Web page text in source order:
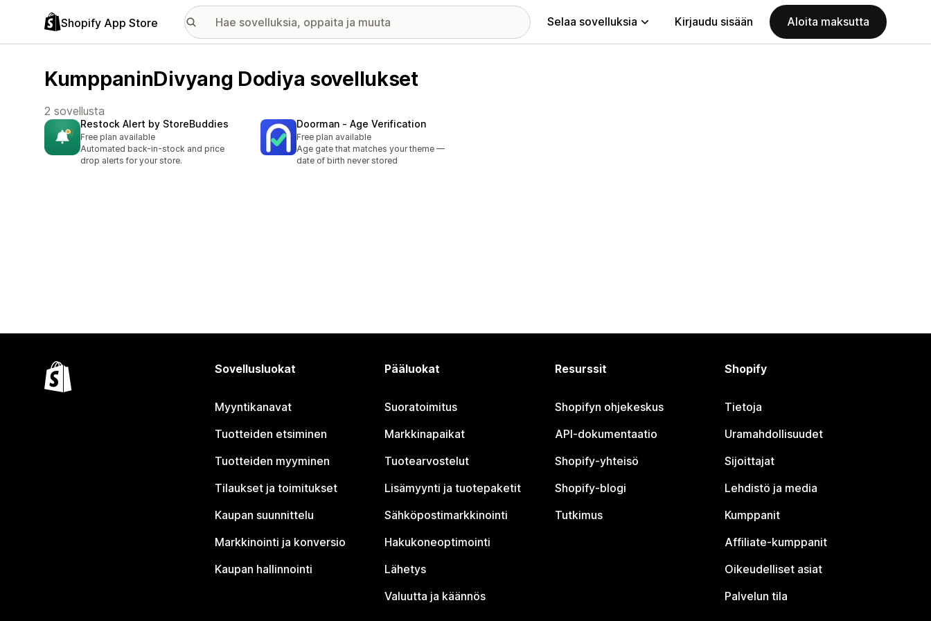
Shopify App Store Selaa sovelluksia Kirjaudu sisään Aloita maksutta
KumppaninDivyang Dodiya sovellukset
2 sovellusta
Restock Alert by StoreBuddies
Free plan available
Automated back-in-stock and price
drop alerts for your store.
Doorman ‑ Age Verification
Free plan available
Age gate that matches your theme —
date of birth never stored
Sovellusluokat
Myyntikanavat
Tuotteiden etsiminen
Tuotteiden myyminen
Tilaukset ja toimitukset
Kaupan suunnittelu
Markkinointi ja konversio
Kaupan hallinnointi
Pääluokat
Suoratoimitus
Markkinapaikat
Tuotearvostelut
Lisämyynti ja tuotepaketit
Sähköpostimarkkinointi
Hakukoneoptimointi
Lähetys
Valuutta ja käännös
Resurssit
Shopifyn ohjekeskus
API-dokumentaatio
Shopify-yhteisö
Shopify-blogi
Tutkimus
Shopify
Tietoja
Uramahdollisuudet
Sijoittajat
Lehdistö ja media
Kumppanit
Affiliate-kumppanit
Oikeudelliset asiat
Palvelun tila